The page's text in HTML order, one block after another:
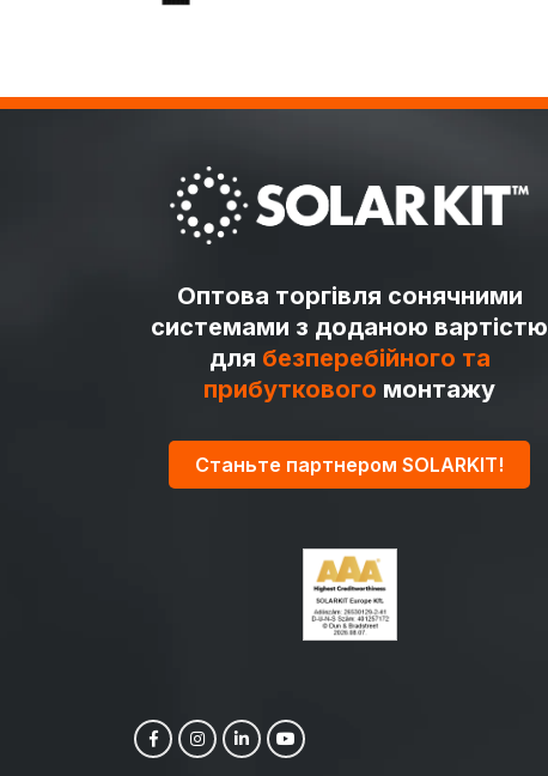
Оптова торгівля сонячними
системами з доданою вартістю
для безперебійного та
прибуткового монтажу
Станьте партнером SOLARKIT!